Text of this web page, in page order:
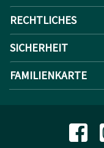
RECHTLICHES
SICHERHEIT
FAMILIENKARTE